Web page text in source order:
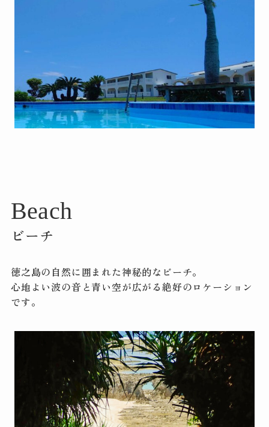
Beach
ビーチ
徳之島の自然に囲まれた神秘的なビーチ。
心地よい波の音と青い空が広がる絶好のロケーション
です。